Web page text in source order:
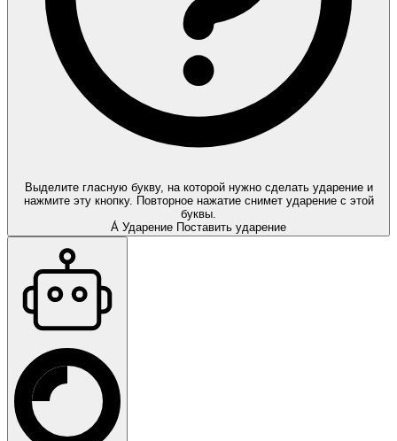
Выделите гласную букву, на которой нужно сделать ударение и
нажмите эту кнопку. Повторное нажатие снимет ударение с этой
буквы.
А́ Ударение Поставить ударение